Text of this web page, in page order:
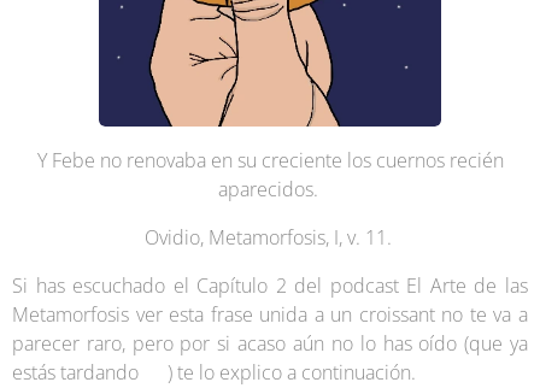
Y Febe no renovaba en su creciente los cuernos recién
aparecidos.
Ovidio, Metamorfosis, I, v. 11.
Si has escuchado el Capítulo 2 del podcast El Arte de las
Metamorfosis ver esta frase unida a un croissant no te va a
parecer raro, pero por si acaso aún no lo has oído (que ya
estás tardando 😏) te lo explico a continuación.